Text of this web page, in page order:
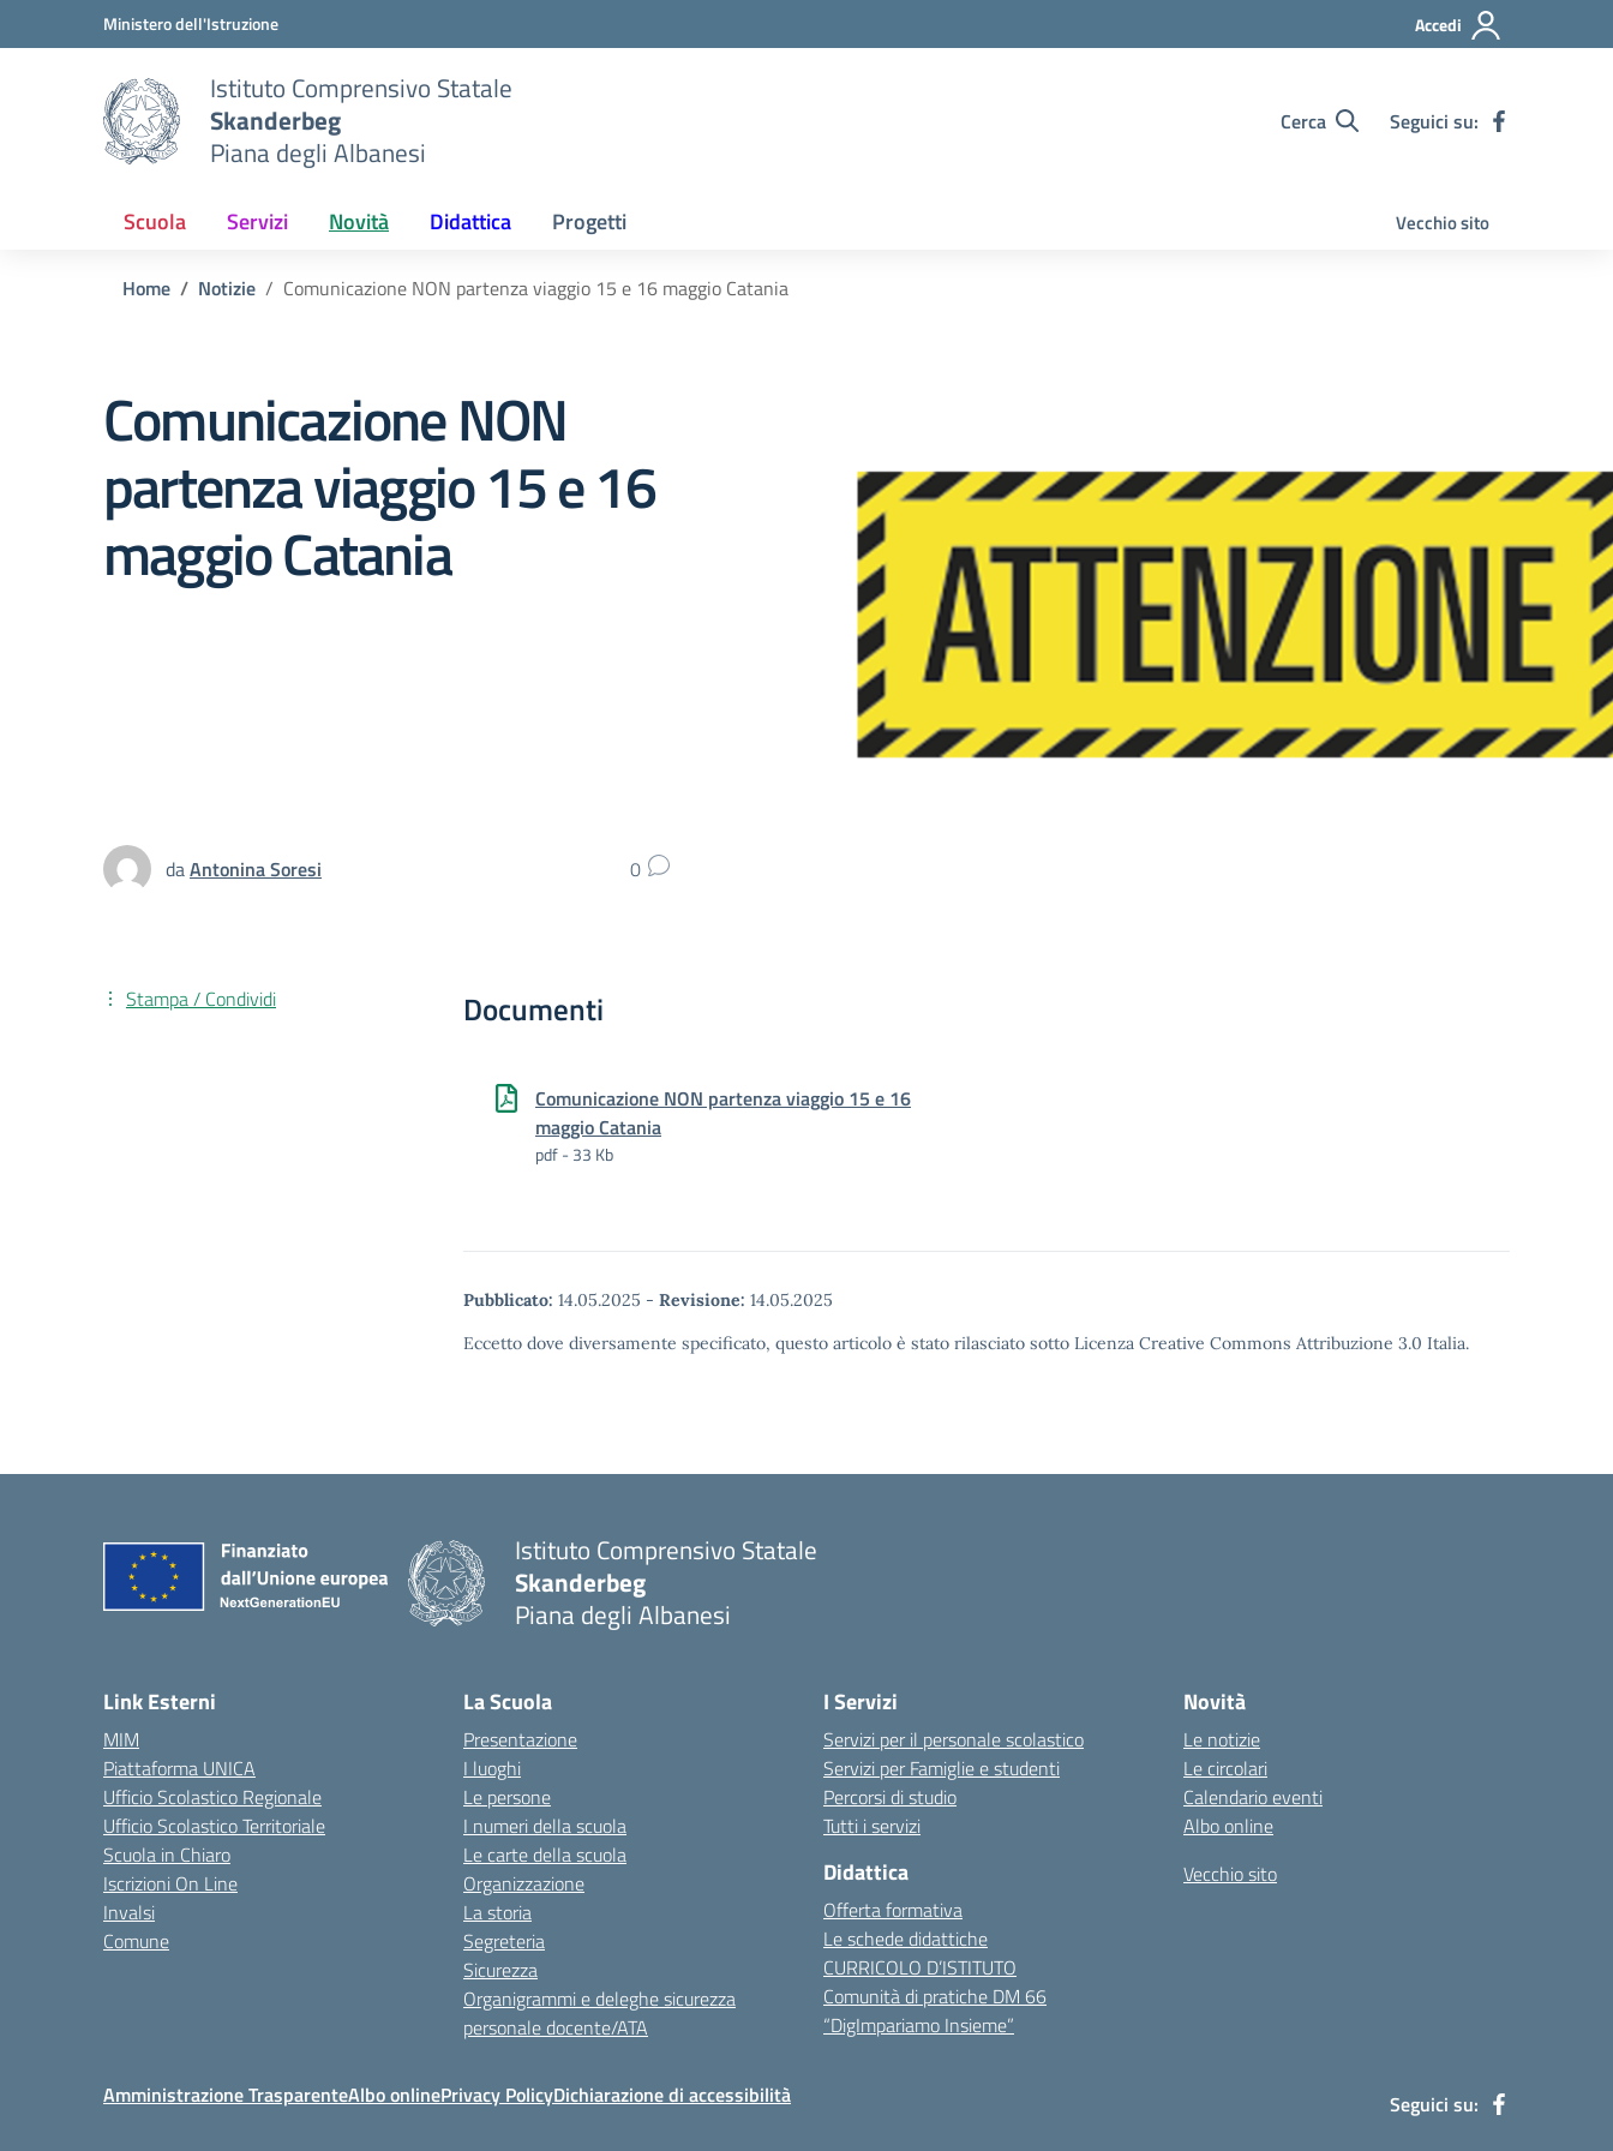
Vai ai contenuti
Vai al menu di navigazione
Ministero dell'Istruzione Accedi
Istituto Comprensivo Statale
Skanderbeg
Piana degli Albanesi
Cerca Seguici su:
Scuola Servizi Novità Didattica Progetti Vecchio sito
Home Notizie Comunicazione NON partenza viaggio 15 e 16 maggio Catania
Comunicazione NON
partenza viaggio 15 e 16
maggio Catania
daAntonina Soresi 0
Documenti
Comunicazione NON partenza viaggio 15 e 16
maggio Catania
pdf - 33 Kb
Pubblicato: 14.05.2025 - Revisione: 14.05.2025
Eccetto dove diversamente specificato, questo articolo è stato rilasciato sotto Licenza Creative Commons Attribuzione 3.0 Italia.
Stampa / Condividi
Istituto Comprensivo Statale
Skanderbeg
Piana degli Albanesi
Link Esterni
MIM
Piattaforma UNICA
Ufficio Scolastico Regionale
Ufficio Scolastico Territoriale
Scuola in Chiaro
Iscrizioni On Line
Invalsi
Comune
La Scuola
Presentazione
I luoghi
Le persone
I numeri della scuola
Le carte della scuola
Organizzazione
La storia
Segreteria
Sicurezza
Organigrammi e deleghe sicurezza
personale docente/ATA
I Servizi
Servizi per il personale scolastico
Servizi per Famiglie e studenti
Percorsi di studio
Tutti i servizi
Didattica
Offerta formativa
Le schede didattiche
CURRICOLO D’ISTITUTO
Comunità di pratiche DM 66
“DigImpariamo Insieme”
Novità
Le notizie
Le circolari
Calendario eventi
Albo online
Vecchio sito
Amministrazione TrasparenteAlbo onlinePrivacy PolicyDichiarazione di accessibilità Seguici su: